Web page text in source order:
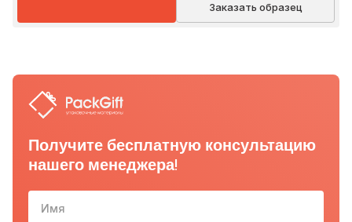
Заказать образец
Получите бесплатную консультацию
нашего менеджера!
Имя